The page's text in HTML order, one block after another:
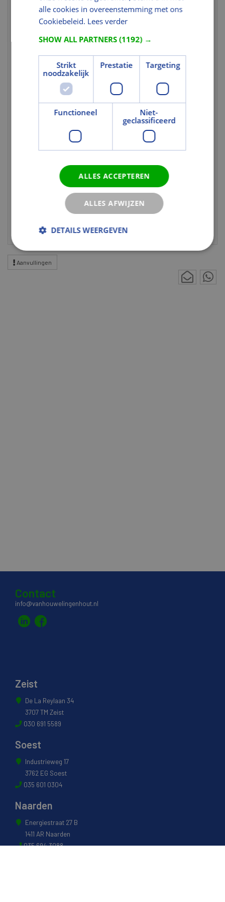
Duodeur
Nee
(dubbeldeurs)
Ornamentrooster Nee
Briefsleuf
Ja
Normering en certificering
Uitvoering
Gebruik en Verwerking
Aanvullingen
Contact
info@vanhouwelingenhout.nl
Zeist
De La Reylaan 34
3707 TM Zeist
030 691 5589
Soest
Industrieweg 17
3762 EG Soest
035 601 0304
Naarden
Energiestraat 27 B
1411 AR Naarden
035 694 3088
alle cookies in overeenstemming met ons
Cookiebeleid. Lees verder
SHOW ALL PARTNERS(1192) →
Strikt
noodzakelijk
Prestatie Targeting
Functioneel
Niet-
geclassificeerd
ALLES ACCEPTEREN
ALLES AFWIJZEN
DETAILS WEERGEVEN